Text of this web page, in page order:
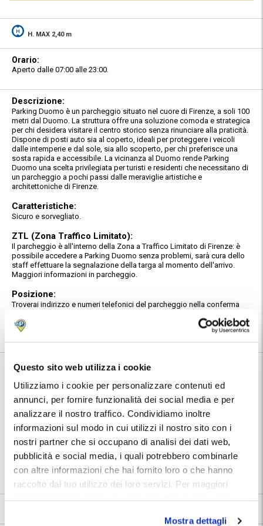
Questo sito web utilizza i cookie
Utilizziamo i cookie per personalizzare contenuti ed
annunci, per fornire funzionalità dei social media e per
analizzare il nostro traffico. Condividiamo inoltre
informazioni sul modo in cui utilizzi il nostro sito con i
nostri partner che si occupano di analisi dei dati web,
pubblicità e social media, i quali potrebbero combinarle
con altre informazioni che hai fornito loro o che hanno
raccolto dal tuo utilizzo dei loro servizi. Per maggiori
Mostra dettagli
H. MAX 2,40 m
Orario:
Aperto dalle 07:00 alle 23:00.
Descrizione:
Parking Duomo è un parcheggio situato nel cuore di Firenze, a soli 100
metri dal Duomo. La struttura offre una soluzione comoda e strategica
per chi desidera visitare il centro storico senza rinunciare alla praticità.
Dispone di posti auto sia al coperto, ideali per proteggere i veicoli
dalle intemperie e dal sole, sia allo scoperto, per chi preferisce una
sosta rapida e accessibile. La vicinanza al Duomo rende Parking
Duomo una scelta privilegiata per turisti e residenti che necessitano di
un parcheggio a pochi passi dalle meraviglie artistiche e
architettoniche di Firenze.
Caratteristiche:
Sicuro e sorvegliato.
ZTL (Zona Traffico Limitato):
Il parcheggio è all'interno della Zona a Traffico Limitato di Firenze: è
possibile accedere a Parking Duomo senza problemi, sarà cura dello
staff effettuare la segnalazione della targa al momento dell'arrivo.
Maggiori informazioni in parcheggio.
Posizione:
Troverai indirizzo e numeri telefonici del parcheggio nella conferma
Utilizza la mappa per conoscere la posizione del parcheggio.
Informazioni su Parking Duomo
🅿️ Caratteristiche:
custodito, cctv, wc, ztl no
problem
🔧 Servizi aggiuntivi:
autolavaggio, ricarica elettrica,
deposito bagagli
⭐ Votato dai clienti:
.1
📍 Destinazioni servite:
|Firenze